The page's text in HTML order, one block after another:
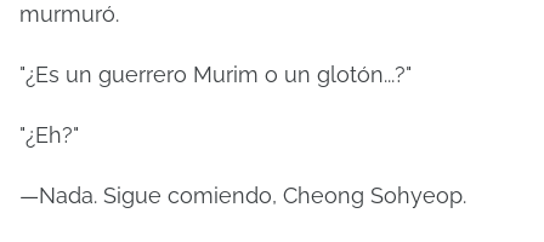
murmuró.
"¿Es un guerrero Murim o un glotón...?"
"¿Eh?"
—Nada. Sigue comiendo, Cheong Sohyeop.